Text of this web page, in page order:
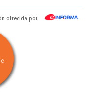
ofrecida por